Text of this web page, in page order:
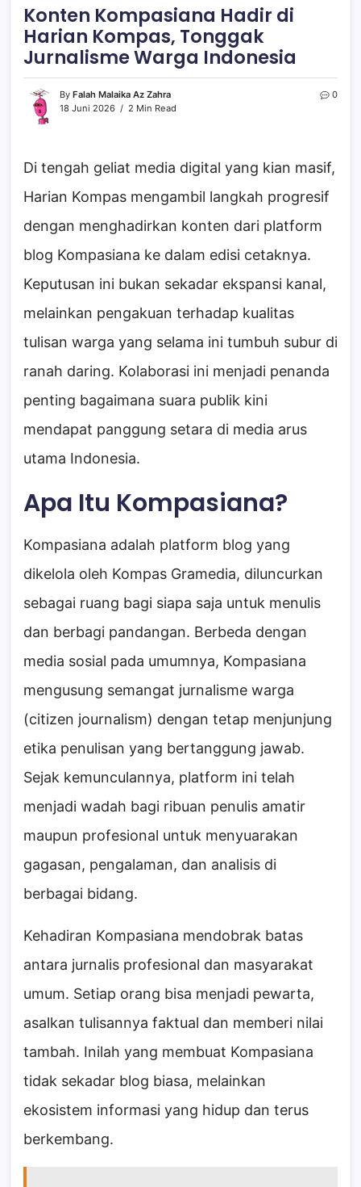
Konten Kompasiana Hadir di
Harian Kompas, Tonggak
Jurnalisme Warga Indonesia
By Falah Malaika Az Zahra
18 Juni 2026
2 Min Read
0
Di tengah geliat media digital yang kian masif,
Harian Kompas mengambil langkah progresif
dengan menghadirkan konten dari platform
blog Kompasiana ke dalam edisi cetaknya.
Keputusan ini bukan sekadar ekspansi kanal,
melainkan pengakuan terhadap kualitas
tulisan warga yang selama ini tumbuh subur di
ranah daring. Kolaborasi ini menjadi penanda
penting bagaimana suara publik kini
mendapat panggung setara di media arus
utama Indonesia.
Apa Itu Kompasiana?
Kompasiana adalah platform blog yang
dikelola oleh Kompas Gramedia, diluncurkan
sebagai ruang bagi siapa saja untuk menulis
dan berbagi pandangan. Berbeda dengan
media sosial pada umumnya, Kompasiana
mengusung semangat jurnalisme warga
(citizen journalism) dengan tetap menjunjung
etika penulisan yang bertanggung jawab.
Sejak kemunculannya, platform ini telah
menjadi wadah bagi ribuan penulis amatir
maupun profesional untuk menyuarakan
gagasan, pengalaman, dan analisis di
berbagai bidang.
Kehadiran Kompasiana mendobrak batas
antara jurnalis profesional dan masyarakat
umum. Setiap orang bisa menjadi pewarta,
asalkan tulisannya faktual dan memberi nilai
tambah. Inilah yang membuat Kompasiana
tidak sekadar blog biasa, melainkan
ekosistem informasi yang hidup dan terus
berkembang.